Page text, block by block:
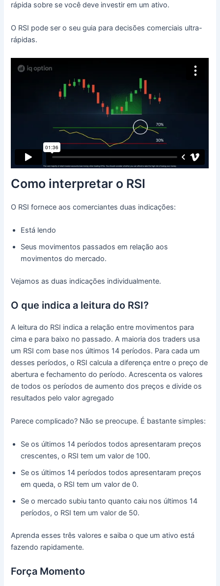
rápida sobre se você deve investir em um ativo.
O RSI pode ser o seu guia para decisões comerciais ultra-
rápidas.
Como interpretar o RSI
O RSI fornece aos comerciantes duas indicações:
Está lendo
Seus movimentos passados em relação aos
movimentos do mercado.
Vejamos as duas indicações individualmente.
O que indica a leitura do RSI?
A leitura do RSI indica a relação entre movimentos para
cima e para baixo no passado. A maioria dos traders usa
um RSI com base nos últimos 14 períodos. Para cada um
desses períodos, o RSI calcula a diferença entre o preço de
abertura e fechamento do período. Acrescenta os valores
de todos os períodos de aumento dos preços e divide os
resultados pelo valor agregado
Parece complicado? Não se preocupe. É bastante simples:
Se os últimos 14 períodos todos apresentaram preços
crescentes, o RSI tem um valor de 100.
Se os últimos 14 períodos todos apresentaram preços
em queda, o RSI tem um valor de 0.
Se o mercado subiu tanto quanto caiu nos últimos 14
períodos, o RSI tem um valor de 50.
Aprenda esses três valores e saiba o que um ativo está
fazendo rapidamente.
Força Momento